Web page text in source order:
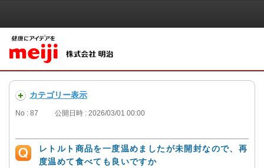
カテゴリー表示
No : 87 公開日時 : 2026/03/01 00:00
レトルト商品を一度温めましたが未開封なので、再
度温めて食べても良いですか